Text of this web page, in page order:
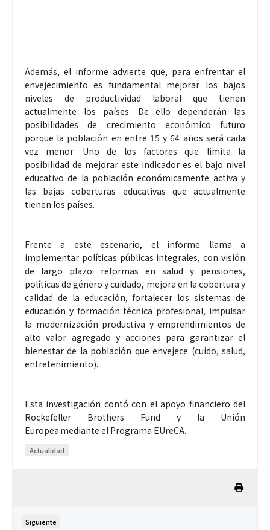
Además, el informe advierte que, para enfrentar el
envejecimiento es fundamental mejorar los bajos
niveles de productividad laboral que tienen
actualmente los países. De ello dependerán las
posibilidades de crecimiento económico futuro
porque la población en entre 15 y 64 años será cada
vez menor. Uno de los factores que limita la
posibilidad de mejorar este indicador es el bajo nivel
educativo de la población económicamente activa y
las bajas coberturas educativas que actualmente
tienen los países.
Frente a este escenario, el informe llama a
implementar políticas públicas integrales, con visión
de largo plazo: reformas en salud y pensiones,
políticas de género y cuidado, mejora en la cobertura y
calidad de la educación, fortalecer los sistemas de
educación y formación técnica profesional, impulsar
la modernización productiva y emprendimientos de
alto valor agregado y acciones para garantizar el
bienestar de la población que envejece (cuido, salud,
entretenimiento).
Esta investigación contó con el apoyo financiero del
Rockefeller Brothers Fund y la Unión
Europea mediante el Programa EUreCA.
Actualidad
Siguiente